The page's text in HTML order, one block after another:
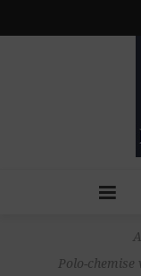
Polo-chemise